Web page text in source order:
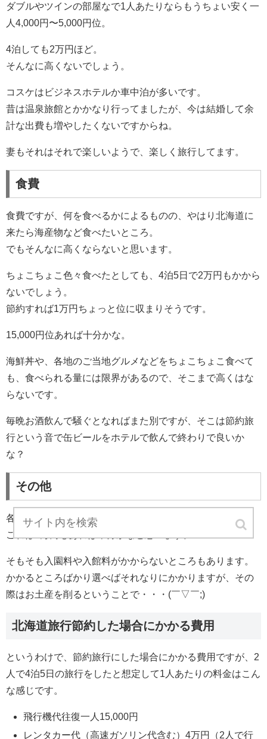
ダブルやツインの部屋なで1人あたりならもうちょい安く一
人4,000円〜5,000円位。
4泊しても2万円ほど。
そんなに高くないでしょう。
コスケはビジネスホテルか車中泊が多いです。
昔は温泉旅館とかかなり行ってましたが、今は結婚して余
計な出費も増やしたくないですからね。
妻もそれはそれで楽しいようで、楽しく旅行してます。
食費
食費ですが、何を食べるかによるものの、やはり北海道に
来たら海産物など食べたいところ。
でもそんなに高くならないと思います。
ちょこちょこ色々食べたとしても、4泊5日で2万円もかから
ないでしょう。
節約すれば1万円ちょっと位に収まりそうです。
15,000円位あれば十分かな。
海鮮丼や、各地のご当地グルメなどをちょこちょこ食べて
も、食べられる量には限界があるので、そこまで高くはな
らないです。
毎晩お酒飲んで騒ぐとなればまた別ですが、そこは節約旅
行という音で缶ビールをホテルで飲んで終わりで良いか
な？
その他
各施設への入園料、入館料やお土産、その他雑費ですね。
これは1万円もあれば十分かなと思います。
そもそも入園料や入館料がかからないところもあります。
かかるところばかり選べばそれなりにかかりますが、その
際はお土産を削るということで・・・(￣▽￣;)
北海道旅行節約した場合にかかる費用
というわけで、節約旅行にした場合にかかる費用ですが、2
人で4泊5日の旅行をしたと想定して1人あたりの料金はこん
な感じです。
飛行機代往復一人15,000円
レンタカー代（高速ガソリン代含む）4万円（2人で行